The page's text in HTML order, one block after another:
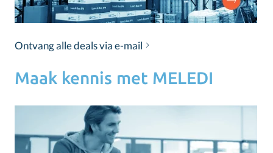
Ontvang alle deals via e-mail
Maak kennis met MELEDI